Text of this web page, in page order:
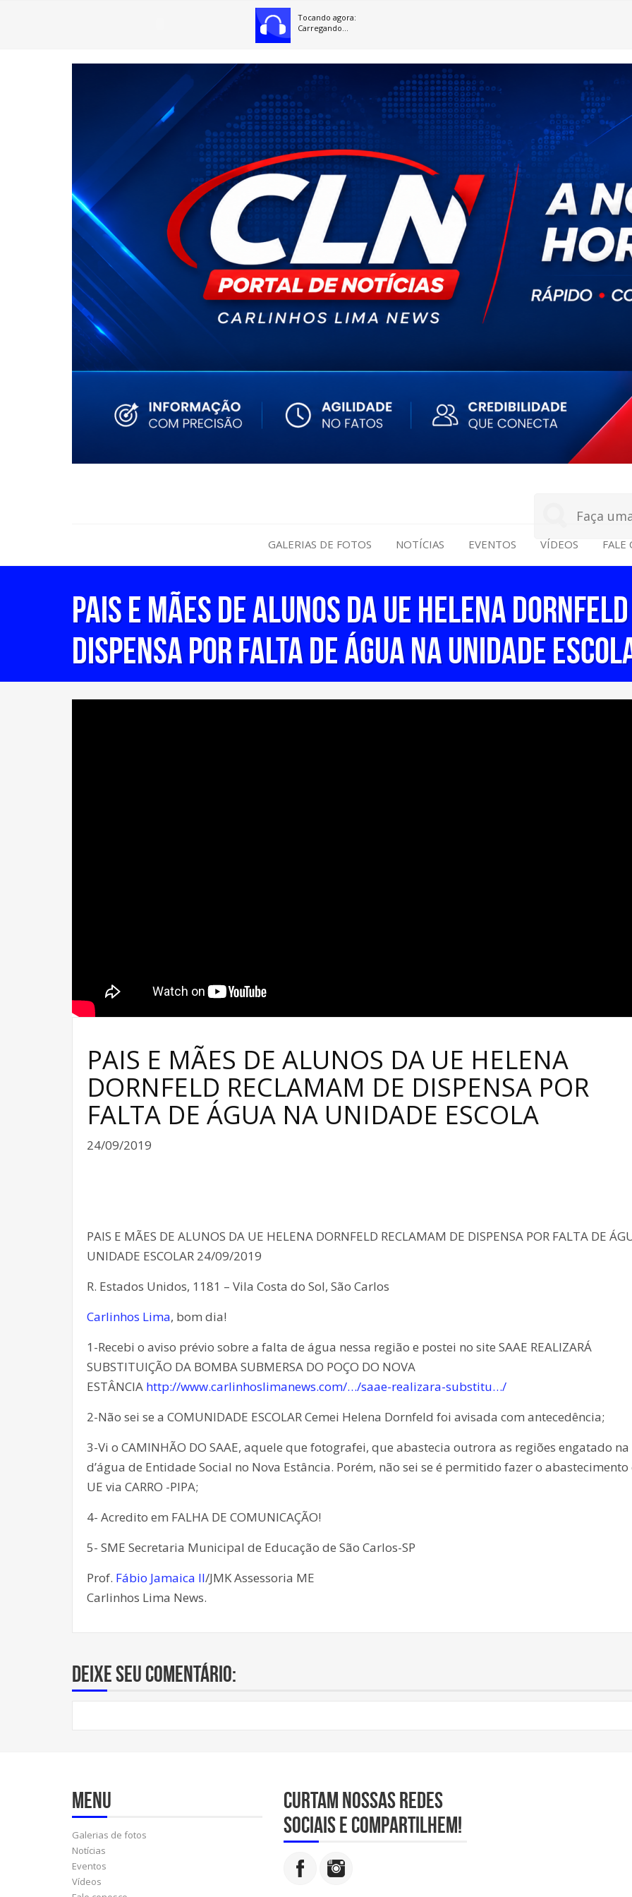
Tocando agora:
Carregando...
GALERIAS DE FOTOS NOTÍCIAS EVENTOS VÍDEOS FALE
PAIS E MÃES DE ALUNOS DA UE HELENA
DISPENSA POR FALTA DE ÁGUA NA UNIDADE
PAIS E MÃES DE ALUNOS DA UE HELENA
DORNFELD RECLAMAM DE DISPENSA POR
FALTA DE ÁGUA NA UNIDADE ESCOLA
24/09/2019
PAIS E MÃES DE ALUNOS DA UE HELENA DORNFELD RECLAMAM DE DISPENSA POR FALTA DE
UNIDADE ESCOLAR 24/09/2019
R. Estados Unidos, 1181 – Vila Costa do Sol, São Carlos
Carlinhos Lima, bom dia!
1-Recebi o aviso prévio sobre a falta de água nessa região e postei no site SAAE REALIZARÁ
SUBSTITUIÇÃO DA BOMBA SUBMERSA DO POÇO DO NOVA
ESTÂNCIA http://www.carlinhoslimanews.com/…/saae-realizara-substitu…/
2-Não sei se a COMUNIDADE ESCOLAR Cemei Helena Dornfeld foi avisada com antecedência;
3-Vi o CAMINHÃO DO SAAE, aquele que fotografei, que abastecia outrora as regiões engatado
d’água de Entidade Social no Nova Estância. Porém, não sei se é permitido fazer o abastecimento
UE via CARRO -PIPA;
4- Acredito em FALHA DE COMUNICAÇÃO!
5- SME Secretaria Municipal de Educação de São Carlos-SP
Prof. Fábio Jamaica II/JMK Assessoria ME
Carlinhos Lima News.
Deixe seu comentário:
Menu
Galerias de fotos
Notícias
Eventos
Vídeos
Curtam nossas redes
sociais e compartilhem!